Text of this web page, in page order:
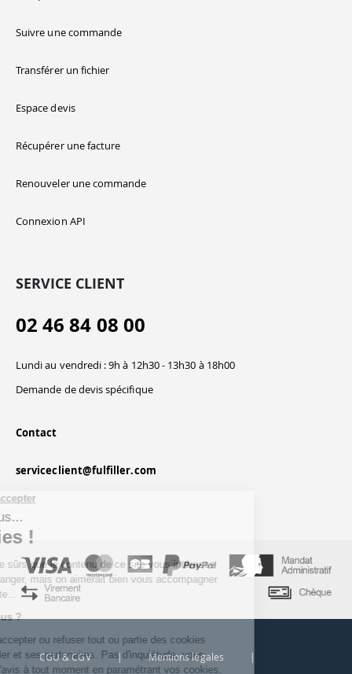
Continuer sans accepter
Salut c'est nous...
les Cookies !
On a attendu d'être sûrs que le contenu de ce site vous intéresse
avant de vous déranger, mais on aimerait bien vous accompagner
pendant votre visite...
C'est OK pour vous ?
Ici, vous pouvez accepter ou refuser tout ou partie des cookies
déposés par Fulfiller et ses partenaires. Pas d'inquiétude, vous
pourrez changer d'avis à tout moment en paramétrant vos cookies.
Suivre une commande
Transférer un fichier
Espace devis
Récupérer une facture
Renouveler une commande
Connexion API
SERVICE CLIENT
02 46 84 08 00
Lundi au vendredi : 9h à 12h30 - 13h30 à 18h00
Demande de devis spécifique
Contact
serviceclient@fulfiller.com
CGU & CGV | Mentions légales |